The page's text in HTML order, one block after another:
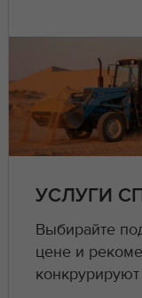
УСЛУГИ
Выбирайте
цене и